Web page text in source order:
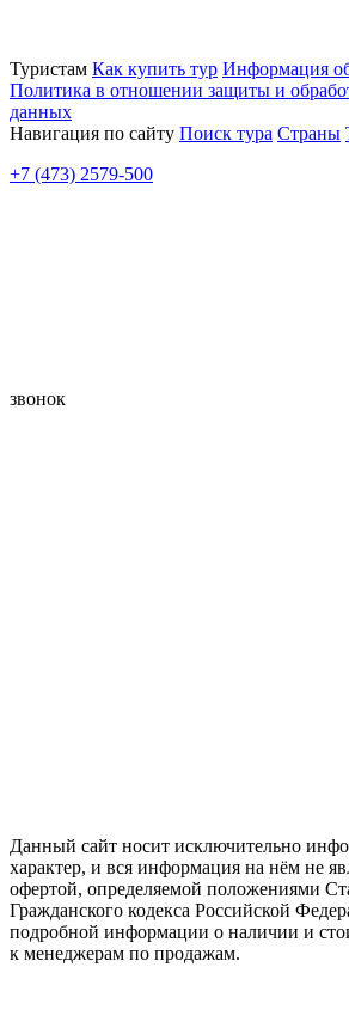
Туристам Как купить тур Информация
Политика в отношении защиты и
данных
Навигация по сайту Поиск тура Страны
+7 (473) 2579-500
звонок
Данный сайт носит исключительно
характер, и вся информация на нём не
офертой, определяемой положениями
Гражданского кодекса Российской
подробной информации о наличии и
к менеджерам по продажам.